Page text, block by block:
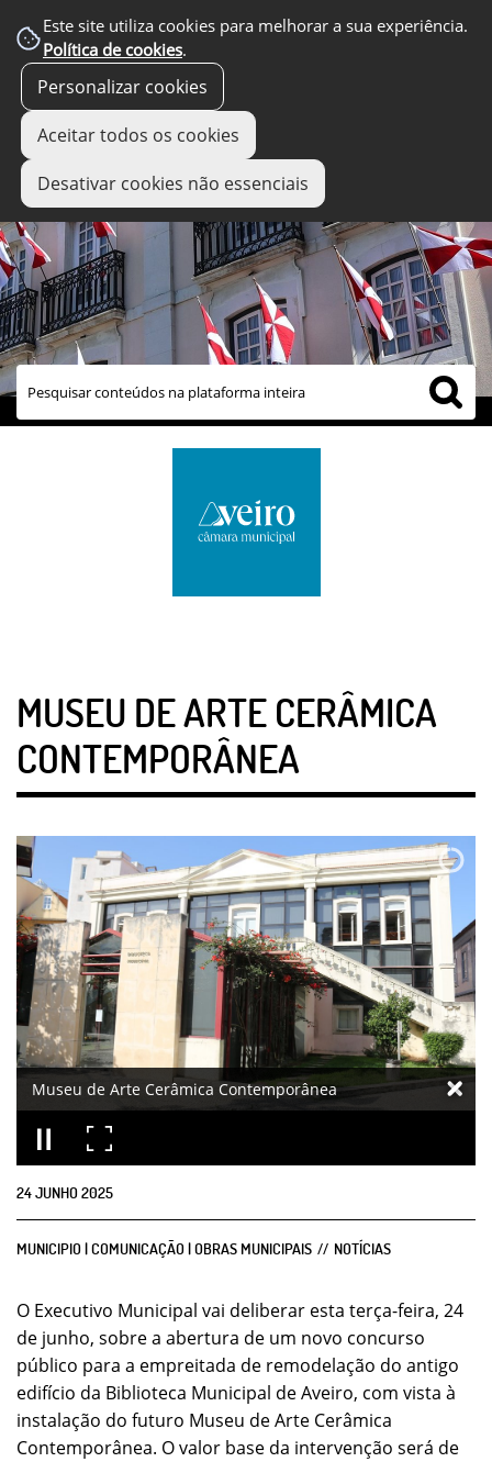
Este site utiliza cookies para melhorar a sua experiência.
Política de cookies.
Personalizar cookies
Aceitar todos os cookies
Desativar cookies não essenciais
links úteis
MUSEU DE ARTE CERÂMICA
CONTEMPORÂNEA
Museu de Arte Cerâmica Contemporânea
24JUNHO2025
MUNICIPIO | COMUNICAÇÃO | OBRAS MUNICIPAIS NOTÍCIAS
O Executivo Municipal vai deliberar esta terça-feira, 24
de junho, sobre a abertura de um novo concurso
público para a empreitada de remodelação do antigo
edifício da Biblioteca Municipal de Aveiro, com vista à
instalação do futuro Museu de Arte Cerâmica
Contemporânea. O valor base da intervenção será de